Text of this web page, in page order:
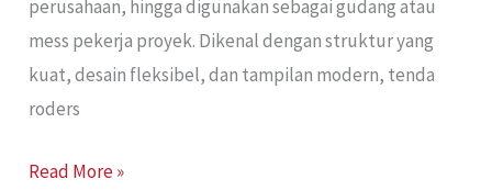
perusahaan, hingga digunakan sebagai gudang atau
mess pekerja proyek. Dikenal dengan struktur yang
kuat, desain fleksibel, dan tampilan modern, tenda
roders
Read More »